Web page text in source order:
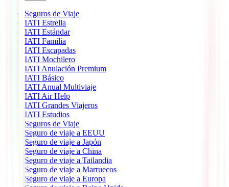
Seguros de Viaje
IATI Estrella
IATI Estándar
IATI Familia
IATI Escapadas
IATI Mochilero
IATI Anulación Premium
IATI Básico
IATI Anual Multiviaje
IATI Air Help
IATI Grandes Viajeros
IATI Estudios
Seguros de Viaje
Seguro de viaje a EEUU
Seguro de viaje a Japón
Seguro de viaje a China
Seguro de viaje a Tailandia
Seguro de viaje a Marruecos
Seguro de viaje a Europa